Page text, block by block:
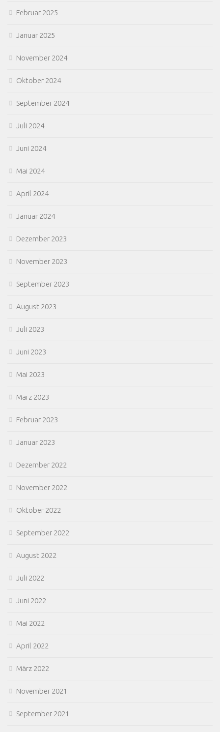
Februar 2025
Januar 2025
November 2024
Oktober 2024
September 2024
Juli 2024
Juni 2024
Mai 2024
April 2024
Januar 2024
Dezember 2023
November 2023
September 2023
August 2023
Juli 2023
Juni 2023
Mai 2023
März 2023
Februar 2023
Januar 2023
Dezember 2022
November 2022
Oktober 2022
September 2022
August 2022
Juli 2022
Juni 2022
Mai 2022
April 2022
März 2022
November 2021
September 2021